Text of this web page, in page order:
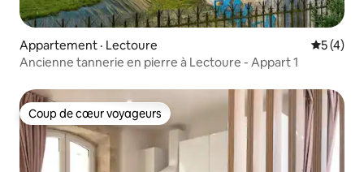
Appartement · Lectoure Note
5 (4)
Ancienne tannerie en pierre à Lectoure - Appart 1
Coup de cœur voyageurs
Coup de cœur voyageurs